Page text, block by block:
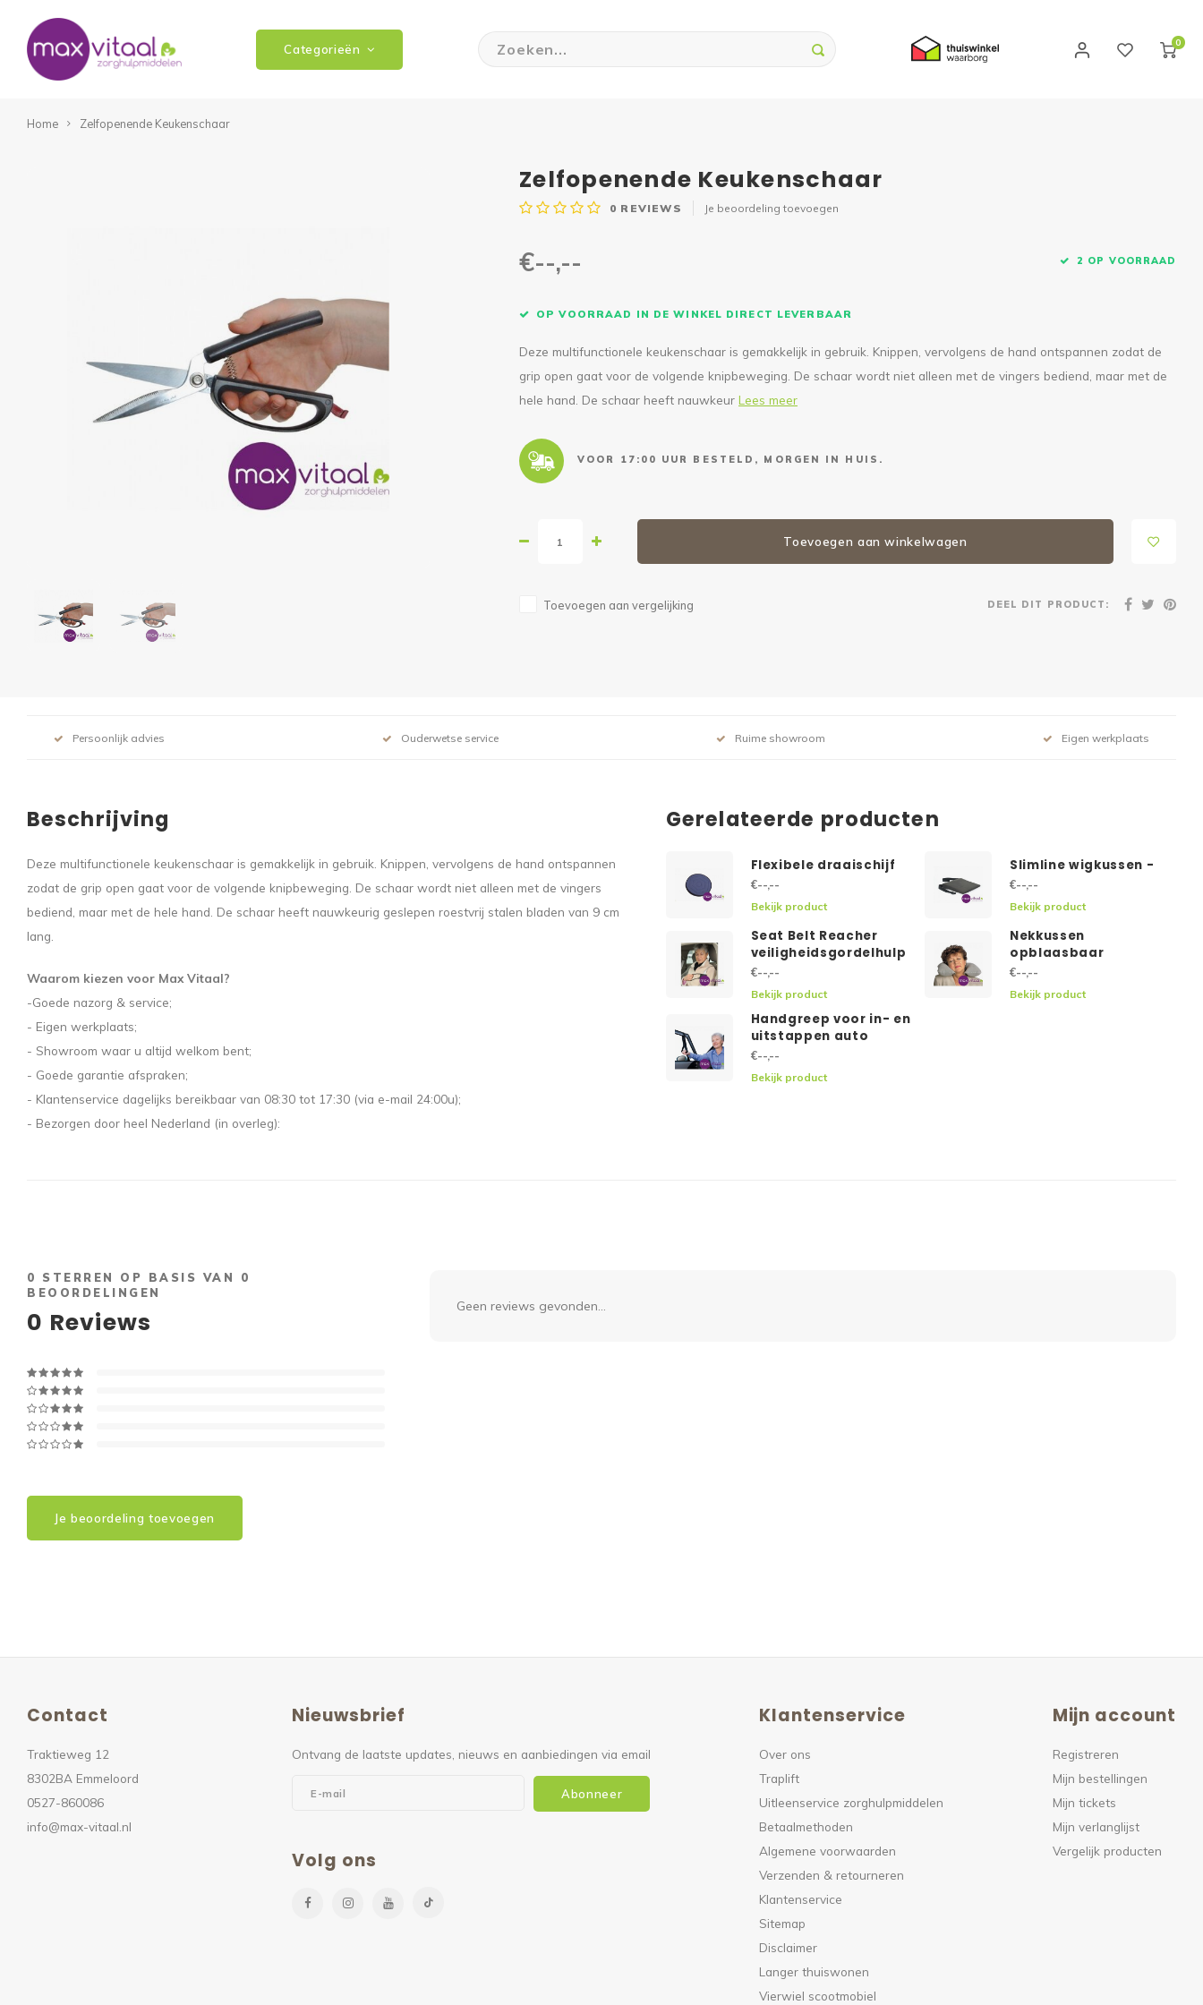
Categorieën 0
Home Zelfopenende Keukenschaar
Zelfopenende Keukenschaar
0 REVIEWS Je beoordeling toevoegen
€--,-- 2 OP VOORRAAD
OP VOORRAAD IN DE WINKEL DIRECT LEVERBAAR
Deze multifunctionele keukenschaar is gemakkelijk in gebruik. Knippen, vervolgens de hand ontspannen zodat de
grip open gaat voor de volgende knipbeweging. De schaar wordt niet alleen met de vingers bediend, maar met de
hele hand. De schaar heeft nauwkeur Lees meer
VOOR 17:00 UUR BESTELD, MORGEN IN HUIS.
Toevoegen aan winkelwagen
Toevoegen aan vergelijking DEEL DIT PRODUCT:
Persoonlijk advies Ouderwetse service Ruime showroom Eigen werkplaats
Beschrijving
Deze multifunctionele keukenschaar is gemakkelijk in gebruik. Knippen, vervolgens de hand ontspannen
zodat de grip open gaat voor de volgende knipbeweging. De schaar wordt niet alleen met de vingers
bediend, maar met de hele hand. De schaar heeft nauwkeurig geslepen roestvrij stalen bladen van 9 cm
lang.
Waarom kiezen voor Max Vitaal?
-Goede nazorg & service;
- Eigen werkplaats;
- Showroom waar u altijd welkom bent;
- Goede garantie afspraken;
- Klantenservice dagelijks bereikbaar van 08:30 tot 17:30 (via e-mail 24:00u);
- Bezorgen door heel Nederland (in overleg):
Gerelateerde producten
Flexibele draaischijf
€--,--
Bekijk product
Slimline wigkussen -
€--,--
Bekijk product
Seat Belt Reacher
veiligheidsgordelhulp
€--,--
Bekijk product
Nekkussen
opblaasbaar
€--,--
Bekijk product
Handgreep voor in- en
uitstappen auto
€--,--
Bekijk product
0 STERREN OP BASIS VAN 0
BEOORDELINGEN
0 Reviews
Je beoordeling toevoegen
Geen reviews gevonden...
Contact
Traktieweg 12
8302BA Emmeloord
0527-860086
info@max-vitaal.nl
Nieuwsbrief
Ontvang de laatste updates, nieuws en aanbiedingen via email
Abonneer
Volg ons
Klantenservice
Over ons
Traplift
Uitleenservice zorghulpmiddelen
Betaalmethoden
Algemene voorwaarden
Verzenden & retourneren
Klantenservice
Sitemap
Disclaimer
Langer thuiswonen
Vierwiel scootmobiel
Mijn account
Registreren
Mijn bestellingen
Mijn tickets
Mijn verlanglijst
Vergelijk producten